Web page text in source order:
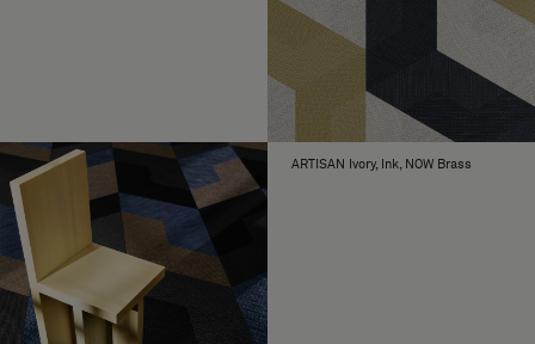
ARTISAN Ivory, Ink, NOW Brass